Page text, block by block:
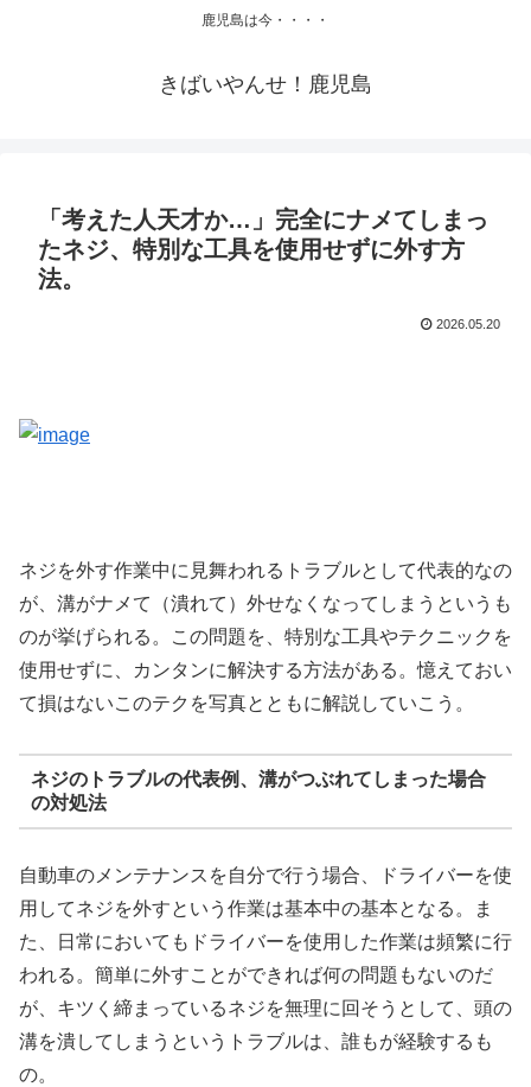
鹿児島は今・・・・
きばいやんせ！鹿児島
「考えた人天才か…」完全にナメてしまっ
たネジ、特別な工具を使用せずに外す方
法。
2026.05.20
ネジを外す作業中に見舞われるトラブルとして代表的なの
が、溝がナメて（潰れて）外せなくなってしまうというも
のが挙げられる。この問題を、特別な工具やテクニックを
使用せずに、カンタンに解決する方法がある。憶えておい
て損はないこのテクを写真とともに解説していこう。
ネジのトラブルの代表例、溝がつぶれてしまった場合
の対処法
自動車のメンテナンスを自分で行う場合、ドライバーを使
用してネジを外すという作業は基本中の基本となる。ま
た、日常においてもドライバーを使用した作業は頻繁に行
われる。簡単に外すことができれば何の問題もないのだ
が、キツく締まっているネジを無理に回そうとして、頭の
溝を潰してしまうというトラブルは、誰もが経験するも
の。